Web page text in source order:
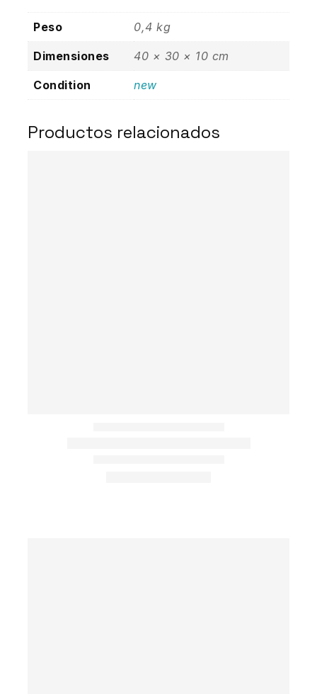
Peso 0,4 kg
Dimensiones 40 × 30 × 10 cm
Condition new
Productos relacionados